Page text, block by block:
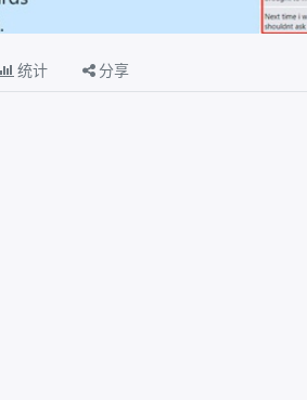
统计 分享